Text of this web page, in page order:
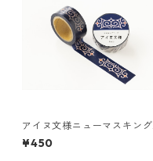
アイヌ文様ニューマスキング
テープ／inep イネプ（藍色）
津田命子
¥450